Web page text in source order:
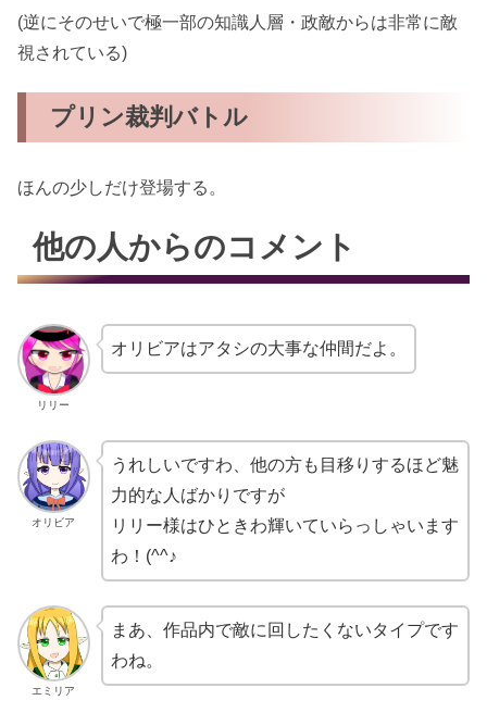
(逆にそのせいで極一部の知識人層・政敵からは非常に敵
視されている)
プリン裁判バトル
ほんの少しだけ登場する。
他の人からのコメント
リリー
オリビアはアタシの大事な仲間だよ。
オリビア
うれしいですわ、他の方も目移りするほど魅
力的な人ばかりですが
リリー様はひときわ輝いていらっしゃいます
わ！(^^♪
エミリア
まあ、作品内で敵に回したくないタイプです
わね。